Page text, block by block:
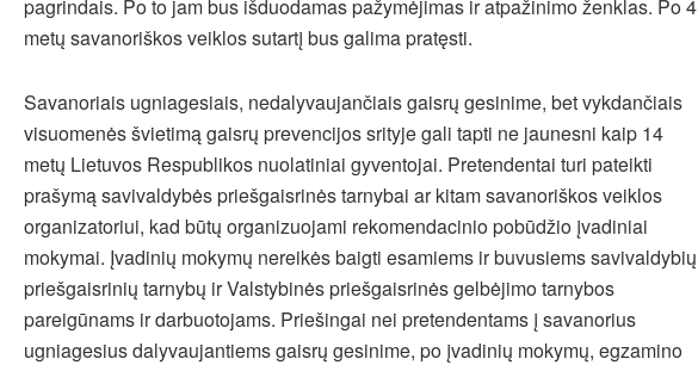
pagrindais. Po to jam bus išduodamas pažymėjimas ir atpažinimo ženklas. Po 4
metų savanoriškos veiklos sutartį bus galima pratęsti.
Savanoriais ugniagesiais, nedalyvaujančiais gaisrų gesinime, bet vykdančiais
visuomenės švietimą gaisrų prevencijos srityje gali tapti ne jaunesni kaip 14
metų Lietuvos Respublikos nuolatiniai gyventojai. Pretendentai turi pateikti
prašymą savivaldybės priešgaisrinės tarnybai ar kitam savanoriškos veiklos
organizatoriui, kad būtų organizuojami rekomendacinio pobūdžio įvadiniai
mokymai. Įvadinių mokymų nereikės baigti esamiems ir buvusiems savivaldybių
priešgaisrinių tarnybų ir Valstybinės priešgaisrinės gelbėjimo tarnybos
pareigūnams ir darbuotojams. Priešingai nei pretendentams į savanorius
ugniagesius dalyvaujantiems gaisrų gesinime, po įvadinių mokymų, egzamino